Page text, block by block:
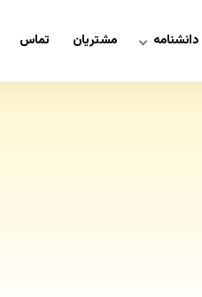
مشتریان تماس